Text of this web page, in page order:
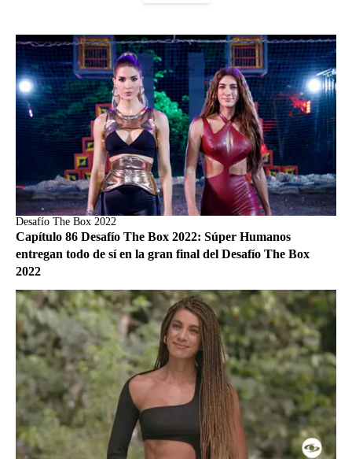
Desafío The Box 2022
Capítulo 86 Desafío The Box 2022: Súper Humanos
entregan todo de sí en la gran final del Desafío The Box
2022